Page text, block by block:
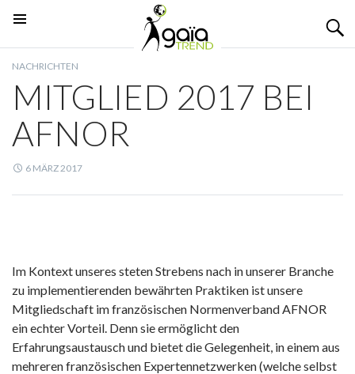
Suchen
SPRINGEN
NACHRICHTEN
MITGLIED 2017 BEI
AFNOR
6 MÄRZ 2017
Im Kontext unseres steten Strebens nach in unserer Branche
zu implementierenden bewährten Praktiken ist unsere
Mitgliedschaft im französischen Normenverband AFNOR
ein echter Vorteil. Denn sie ermöglicht den
Erfahrungsaustausch und bietet die Gelegenheit, in einem aus
mehreren französischen Expertennetzwerken (welche selbst